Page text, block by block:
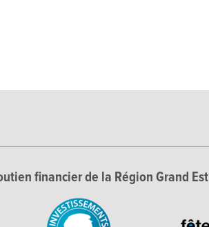
financier de la Région Grand Est